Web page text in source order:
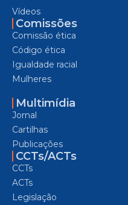
Vídeos
Comissões
Comissão ética
Código ética
Igualdade racial
Mulheres
Multimídia
Jornal
Cartilhas
Publicações
CCTs/ACTs
CCTs
ACTs
Legislação